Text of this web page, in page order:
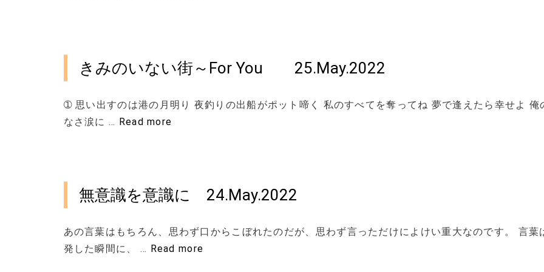
きみのいない街～For You 25.May.2022
➀ 思い出すのは港の月明り 夜釣りの出船がポット啼く 私のすべてを奪ってね 夢で逢えたら幸せよ 俺
なさ涙に … Read more
無意識を意識に 24.May.2022
あの言葉はもちろん、思わず口からこぼれたのだが、思わず言っただけによけい重大なのです。 言葉
発した瞬間に、 … Read more